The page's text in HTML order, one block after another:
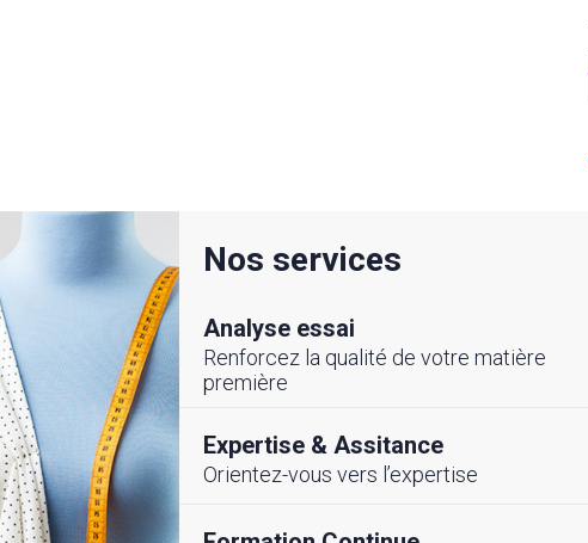
Nos services
Analyse essai
Renforcez la qualité de votre matière
première
Expertise & Assitance
Orientez-vous vers l’expertise
#ÉVENEMENTS